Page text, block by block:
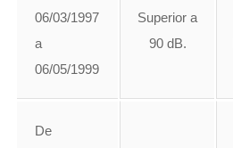
06/03/1997
a
06/05/1999
Superior a
90 dB.
De